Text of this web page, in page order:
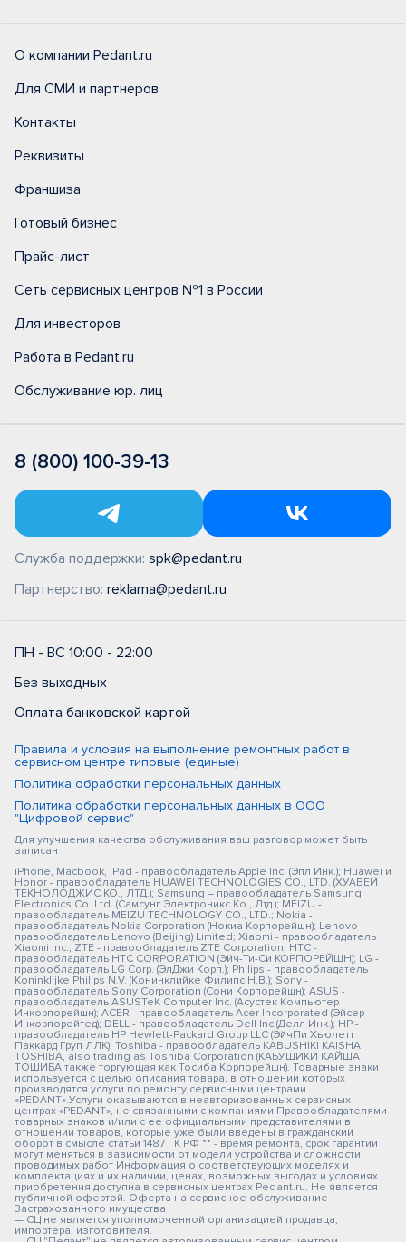
О компании Pedant.ru
Для СМИ и партнеров
Контакты
Реквизиты
Франшиза
Готовый бизнес
Прайс-лист
Сеть сервисных центров №1 в России
Для инвесторов
Работа в Pedant.ru
Обслуживание юр. лиц
8 (800) 100-39-13
Служба поддержки: spk@pedant.ru
Партнерство: reklama@pedant.ru
ПН - ВС 10:00 - 22:00
Без выходных
Оплата банковской картой
Правила и условия на выполнение ремонтных работ в
сервисном центре типовые (единые)
Политика обработки персональных данных
Политика обработки персональных данных в ООО
"Цифровой сервис"
Для улучшения качества обслуживания ваш разговор может быть
записан
iPhone, Macbook, iPad - правообладатель Apple Inc. (Эпл Инк.); Huawei и
Honor - правообладатель HUAWEI TECHNOLOGIES CO., LTD. (ХУАВЕЙ
ТЕКНОЛОДЖИС КО., ЛТД.); Samsung – правообладатель Samsung
Electronics Co. Ltd. (Самсунг Электроникс Ко., Лтд.); MEIZU -
правообладатель MEIZU TECHNOLOGY CO., LTD.; Nokia -
правообладатель Nokia Corporation (Нокиа Корпорейшн); Lenovo -
правообладатель Lenovo (Beijing) Limited; Xiaomi - правообладатель
Xiaomi Inc.; ZTE - правообладатель ZTE Corporation; HTC -
правообладатель HTC CORPORATION (Эйч-Ти-Си КОРПОРЕЙШН); LG -
правообладатель LG Corp. (ЭлДжи Корп.); Philips - правообладатель
Koninklijke Philips N.V. (Конинклийке Филипс Н.В.); Sony -
правообладатель Sony Corporation (Сони Корпорейшн); ASUS -
правообладатель ASUSTeK Computer Inc. (Асустек Компьютер
Инкорпорейшн); ACER - правообладатель Acer Incorporated (Эйсер
Инкорпорейтед); DELL - правообладатель Dell Inc.(Делл Инк.); HP -
правообладатель HP Hewlett-Packard Group LLC (ЭйчПи Хьюлетт
Паккард Груп ЛЛК); Toshiba - правообладатель KABUSHIKI KAISHA
TOSHIBA, also trading as Toshiba Corporation (КАБУШИКИ КАЙША
ТОШИБА также торгующая как Тосиба Корпорейшн). Товарные знаки
используется с целью описания товара, в отношении которых
производятся услуги по ремонту сервисными центрами
«PEDANT».Услуги оказываются в неавторизованных сервисных
центрах «PEDANT», не связанными с компаниями Правообладателями
товарных знаков и/или с ее официальными представителями в
отношении товаров, которые уже были введены в гражданский
оборот в смысле статьи 1487 ГК РФ ** - время ремонта, срок гарантии
могут меняться в зависимости от модели устройства и сложности
проводимых работ Информация о соответствующих моделях и
комплектациях и их наличии, ценах, возможных выгодах и условиях
приобретения доступна в сервисных центрах Pedant.ru. Не является
публичной офертой. Оферта на сервисное обслуживание
Застрахованного имущества
— СЦ не является уполномоченной организацией продавца,
импортера, изготовителя.